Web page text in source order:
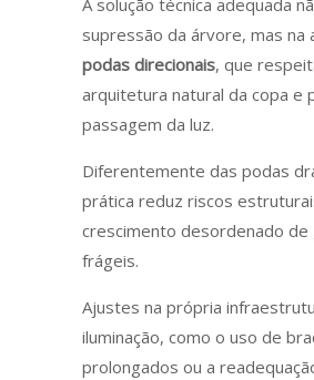
A solução técnica adequada
supressão da árvore, mas na
podas direcionais, que
arquitetura natural da copa e
passagem da luz.
Diferentemente das podas
prática reduz riscos
crescimento desordenado de
frágeis.
Ajustes na própria
iluminação, como o uso de
prolongados ou a